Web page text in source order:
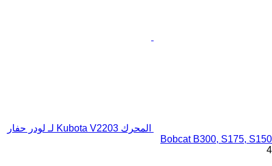
المحرك Kubota V2203 لـ لودر حفار
Bobcat B300, S175, S150
4